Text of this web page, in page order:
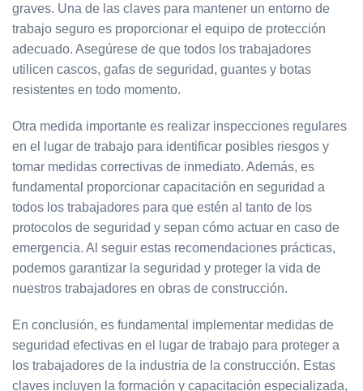
graves. Una de las claves para mantener un entorno de
trabajo seguro es proporcionar el equipo de protección
adecuado. Asegúrese de que todos los trabajadores
utilicen cascos, gafas de seguridad, guantes y botas
resistentes en todo momento.
Otra medida importante es realizar inspecciones regulares
en el lugar de trabajo para identificar posibles riesgos y
tomar medidas correctivas de inmediato. Además, es
fundamental proporcionar capacitación en seguridad a
todos los trabajadores para que estén al tanto de los
protocolos de seguridad y sepan cómo actuar en caso de
emergencia. Al seguir estas recomendaciones prácticas,
podemos garantizar la seguridad y proteger la vida de
nuestros trabajadores en obras de construcción.
En conclusión, es fundamental implementar medidas de
seguridad efectivas en el lugar de trabajo para proteger a
los trabajadores de la industria de la construcción. Estas
claves incluyen la formación y capacitación especializada,